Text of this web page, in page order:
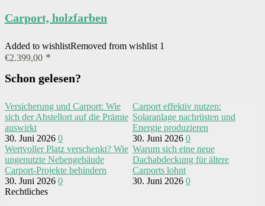
Carport, holzfarben
Added to wishlistRemoved from wishlist 1
€2.399,00
Schon gelesen?
Versicherung und Carport: Wie
sich der Abstellort auf die Prämie
auswirkt
30. Juni 2026 0
Carport effektiv nutzen:
Solaranlage nachrüsten und
Energie produzieren
30. Juni 2026 0
Wertvoller Platz verschenkt? Wie
ungenutzte Nebengebäude
Carport-Projekte behindern
30. Juni 2026 0
Warum sich eine neue
Dachabdeckung für ältere
Carports lohnt
30. Juni 2026 0
Rechtliches